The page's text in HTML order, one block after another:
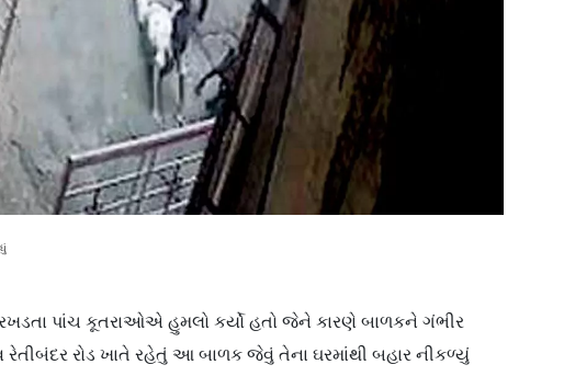
પાંચ કૂતરાઓએ હુમલો કર્યો હતો જેને કારણે બાળકને ગંભીર
રોડ ખાતે રહેતું આ બાળક જેવું તેના ઘરમાંથી બહાર નીકળ્યું